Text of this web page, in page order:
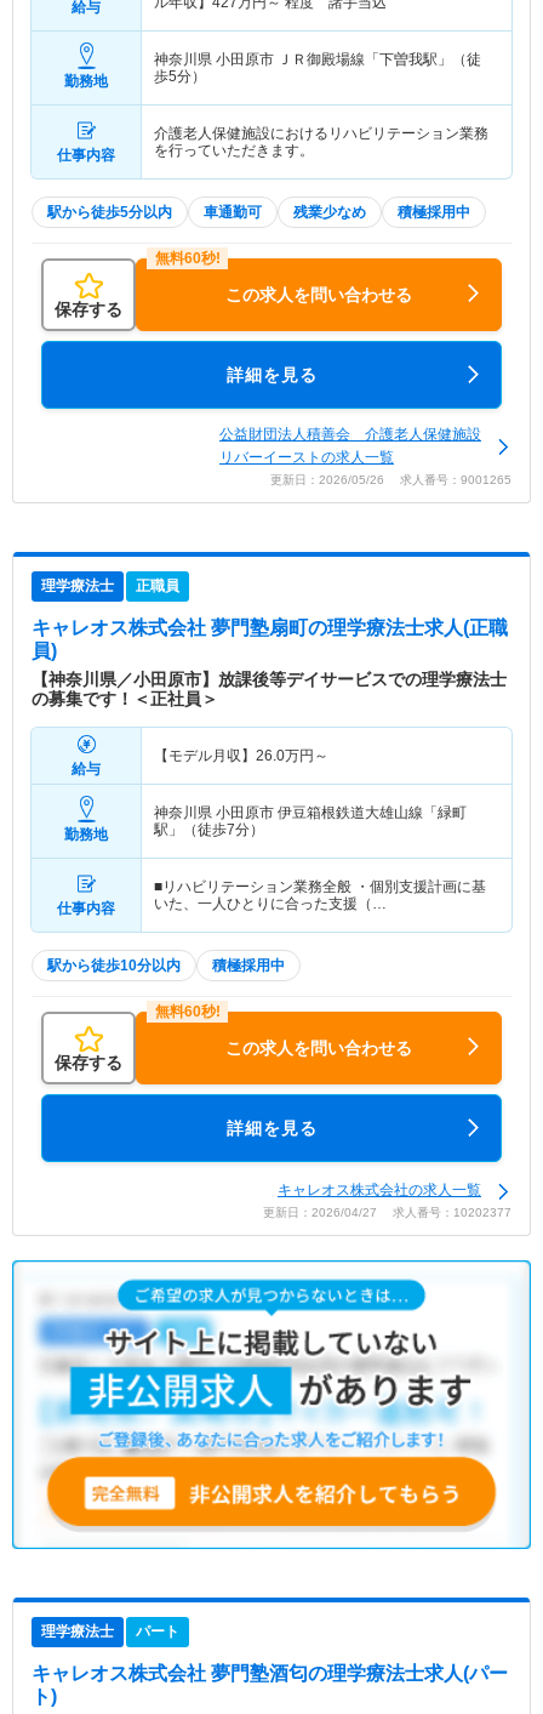
給与
勤務地
神奈川県 小田原市 ＪＲ御殿場線「下曽我駅」（徒
歩5分）
仕事内容
介護老人保健施設におけるリハビリテーション業務
を行っていただきます。
駅から徒歩5分以内 車通勤可 残業少なめ 積極採用中
保存する
この求人を問い合わせる
詳細を見る
公益財団法人積善会 介護老人保健施設
リバーイーストの求人一覧
更新日：2026/05/26 求人番号：9001265
理学療法士 正職員
キャレオス株式会社 夢門塾扇町の理学療法士求人(正職
員)
【神奈川県／小田原市】放課後等デイサービスでの理学療法士
の募集です！＜正社員＞
給与
【モデル月収】 26.0万円～
勤務地
神奈川県 小田原市 伊豆箱根鉄道大雄山線「緑町
駅」（徒歩7分）
仕事内容
■リハビリテーション業務全般 ・個別支援計画に基
いた、一人ひとりに合った支援（…
駅から徒歩10分以内 積極採用中
保存する
この求人を問い合わせる
詳細を見る
キャレオス株式会社の求人一覧
更新日：2026/04/27 求人番号：10202377
理学療法士 パート
キャレオス株式会社 夢門塾酒匂の理学療法士求人(パー
ト)